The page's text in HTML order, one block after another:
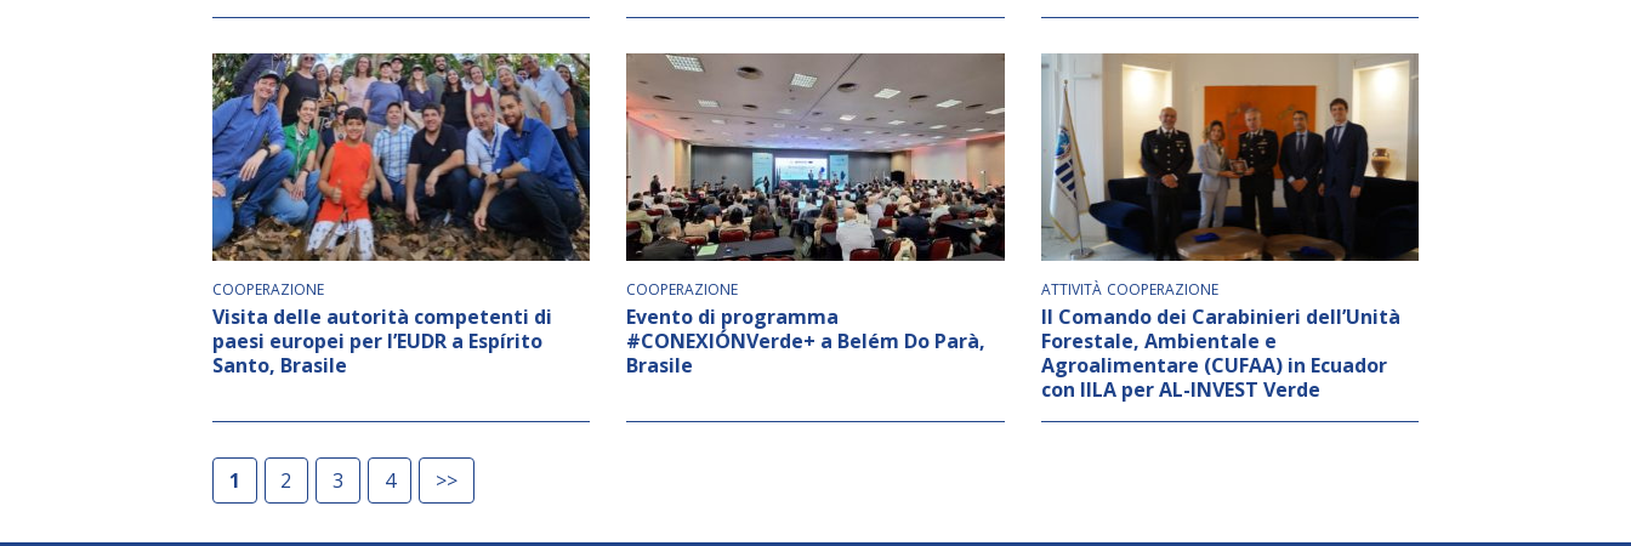
COOPERAZIONE
Visita delle autorità competenti di
paesi europei per l’EUDR a Espírito
Santo, Brasile
COOPERAZIONE
Evento di programma
#CONEXIÓNVerde+ a Belém Do Parà,
Brasile
ATTIVITÀ COOPERAZIONE
Il Comando dei Carabinieri dell’Unità
Forestale, Ambientale e
Agroalimentare (CUFAA) in Ecuador
con IILA per AL-INVEST Verde
1 2 3 4 >>